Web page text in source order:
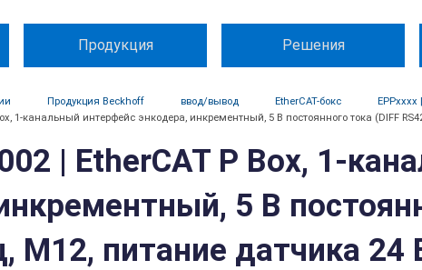
Продукция Решения
Продукция Beckhoff ввод/вывод EtherCAT-бокс
1-канальный интерфейс энкодера, инкрементный, 5 В постоянного тока (DIFF
| EtherCAT P Box, 1-
5 В
M12, питание датчика 24